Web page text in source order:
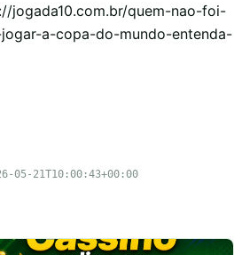
jogada10.com.br/quem-nao-foi-
a-copa-do-mundo-entenda-
05-21T10:00:43+00:00